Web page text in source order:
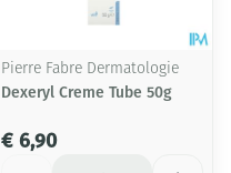
Pierre Fabre Dermatologie
Dexeryl Creme Tube 50g
€ 6,90